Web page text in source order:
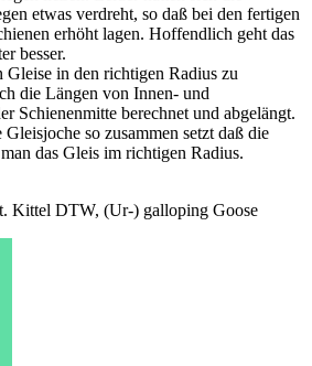
etwas verdreht, so daß bei den fertigen
erhöht lagen. Hoffendlich geht das
besser.
Gleise in den richtigen Radius zu
die Längen von Innen- und
Schienenmitte berechnet und abgelängt.
so zusammen setzt daß die
das Gleis im richtigen Radius.
Kittel DTW, (Ur-) galloping Goose